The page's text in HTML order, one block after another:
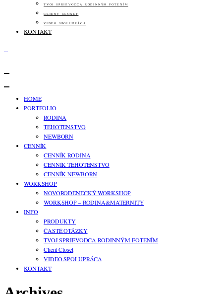
TVOJ SPRIEVODCA RODINNÝM FOTENÍM
CLIENT CLOSET
VIDEO SPOLUPRÁCA
KONTAKT
HOME
PORTFOLIO
RODINA
TEHOTENSTVO
NEWBORN
CENNÍK
CENNÍK RODINA
CENNÍK TEHOTENSTVO
CENNÍK NEWBORN
WORKSHOP
NOVORODENECKÝ WORKSHOP
WORKSHOP – RODINA&MATERNITY
INFO
PRODUKTY
ČASTÉ OTÁZKY
TVOJ SPRIEVODCA RODINNÝM FOTENÍM
Client Closet
VIDEO SPOLUPRÁCA
KONTAKT